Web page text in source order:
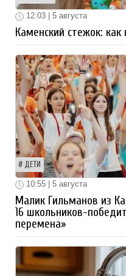
12:03 | 5 августа
Каменский стежок:
ДЕТИ
10:55 | 5 августа
Малик Гильманов из
16 школьников-
перемена»